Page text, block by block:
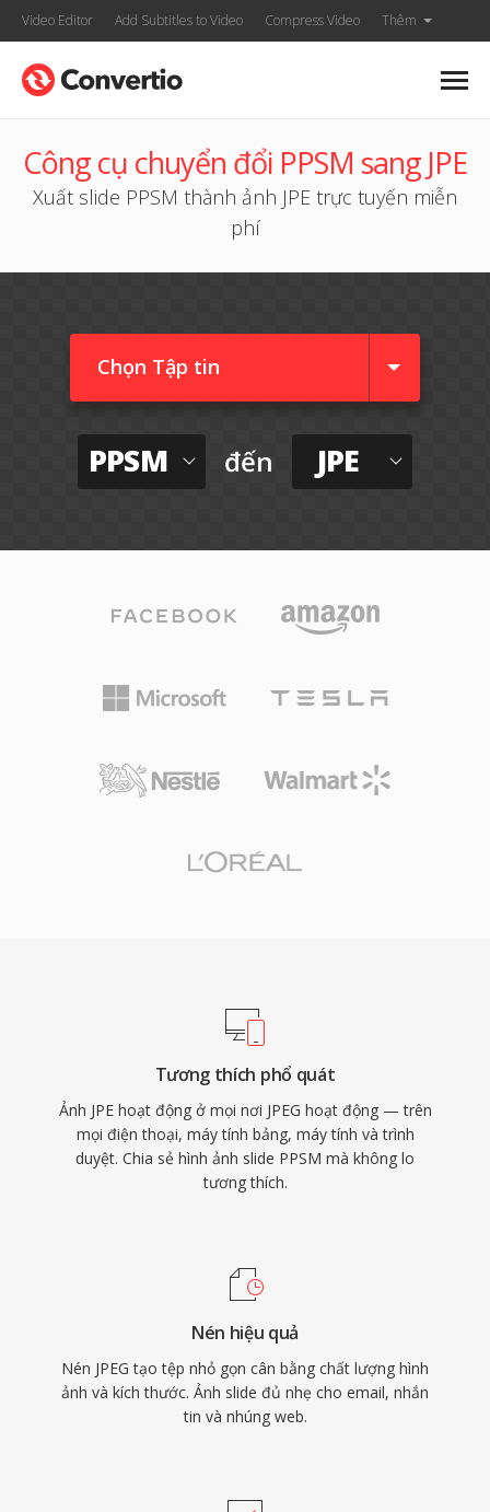
Video Editor Add Subtitles to Video Compress Video Thêm
Công cụ chuyển đổi PPSM sang JPE
Xuất slide PPSM thành ảnh JPE trực tuyến miễn
phí
Chọn Tập tin
PPSM đến JPE
Tương thích phổ quát
Ảnh JPE hoạt động ở mọi nơi JPEG hoạt động — trên
mọi điện thoại, máy tính bảng, máy tính và trình
duyệt. Chia sẻ hình ảnh slide PPSM mà không lo
tương thích.
Nén hiệu quả
Nén JPEG tạo tệp nhỏ gọn cân bằng chất lượng hình
ảnh và kích thước. Ảnh slide đủ nhẹ cho email, nhắn
tin và nhúng web.